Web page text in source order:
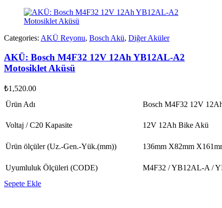
Categories: AKÜ Reyonu, Bosch Akü, Diğer Aküler
AKÜ: Bosch M4F32 12V 12Ah YB12AL-A2
Motosiklet Aküsü
₺1,520.00
Ürün Adı
Bosch M4F32 12V
Voltaj / C20 Kapasite 12V 12Ah Bike Akü
Ürün ölçüler (Uz.-Gen.-Yük.(mm)) 136mm X82mm
Uyumluluk Ölçüleri (CODE)
M4F32 / YB12AL-A /
Sepete Ekle